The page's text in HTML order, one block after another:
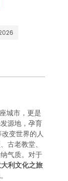
城市，更是
源地，孕育
变世界的人
古老教堂、
气质。对于
利文化之旅